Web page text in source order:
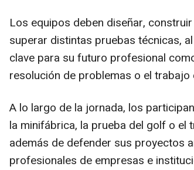
Los equipos deben diseñar,
superar distintas pruebas técnicas,
clave para su futuro profesional
resolución de problemas o el trabajo
A lo largo de la jornada, los
la minifábrica, la prueba del golf o
además de defender sus proyectos
profesionales de empresas e